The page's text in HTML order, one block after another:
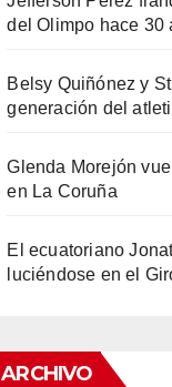
del Olimpo hace 30
Belsy Quiñónez y
generación del
Glenda Morejón
en La Coruña
El ecuatoriano
luciéndose en el
ARCHIVO